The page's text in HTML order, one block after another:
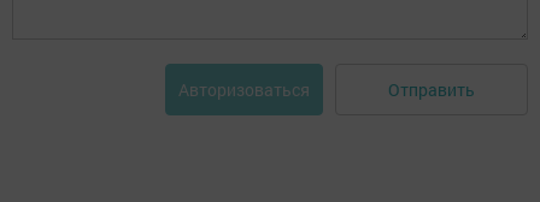
Авторизоваться Отправить